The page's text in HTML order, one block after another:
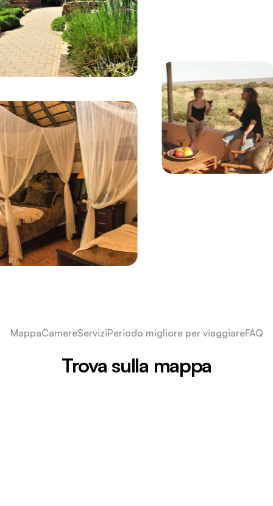
MappaCamereServiziPeriodo migliore per viaggiareFAQ
Trova sulla mappa